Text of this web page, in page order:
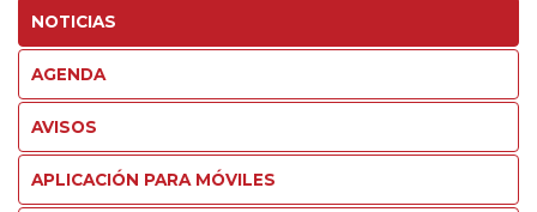
NOTICIAS
AGENDA
AVISOS
APLICACIÓN PARA MÓVILES